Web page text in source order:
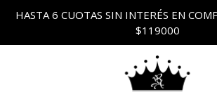
HASTA 6 CUOTAS SIN INTERÉS EN
$119000